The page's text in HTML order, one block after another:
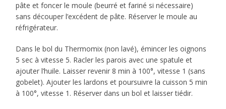
pâte et foncer le moule (beurré et fariné si nécessaire)
sans découper l’excédent de pâte. Réserver le moule au
réfrigérateur.
Dans le bol du Thermomix (non lavé), émincer les oignons
5 sec à vitesse 5. Racler les parois avec une spatule et
ajouter l’huile. Laisser revenir 8 min à 100°, vitesse 1 (sans
gobelet). Ajouter les lardons et poursuivre la cuisson 5 min
à 100°, vitesse 1. Réserver dans un bol et laisser tiédir.